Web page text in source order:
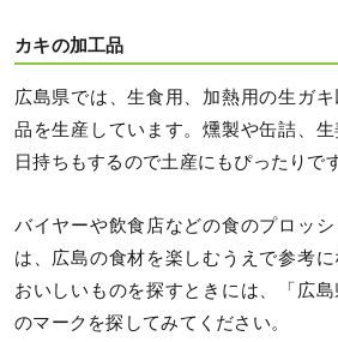
カキの加工品
広島県では、生食用、加熱用の生ガ
品を生産しています。燻製や缶詰、
日持ちもするので土産にもぴったりで
バイヤーや飲食店などの食のプロッ
は、広島の食材を楽しむうえで参考
おいしいものを探すときには、「広島
のマークを探してみてください。